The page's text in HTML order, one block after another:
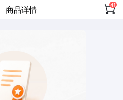
商品详情 41